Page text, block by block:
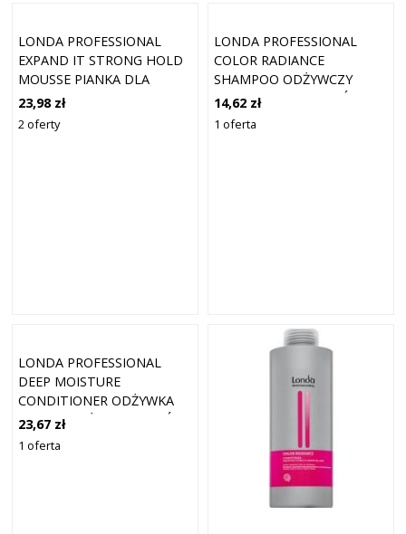
LONDA PROFESSIONAL
EXPAND IT STRONG HOLD
MOUSSE PIANKA DLA
SILNEGO UTRWALENIA 200
ML
23,98 zł
2 oferty
LONDA PROFESSIONAL
COLOR RADIANCE
SHAMPOO ODŻYWCZY
SZAMPON DO WŁOSÓW
FARBOWANYCH 250 ML
14,62 zł
1 oferta
LONDA PROFESSIONAL
DEEP MOISTURE
CONDITIONER ODŻYWKA
DLA NAWILŻENIA WŁOSÓW
250 ML
23,67 zł
1 oferta